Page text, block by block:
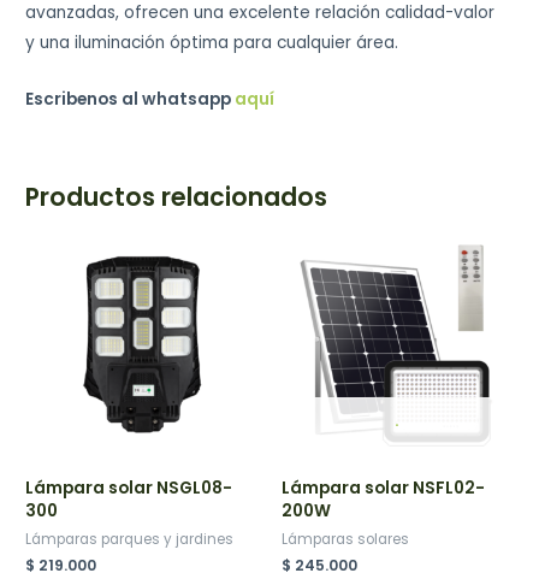
avanzadas, ofrecen una excelente relación calidad-valor
y una iluminación óptima para cualquier área.
Escribenos al whatsapp aquí
Productos relacionados
Lámpara solar NSGL08-
300
Lámparas parques y jardines
$ 219.000
.
Lámpara solar NSFL02-
200W
Lámparas solares
$ 245.000